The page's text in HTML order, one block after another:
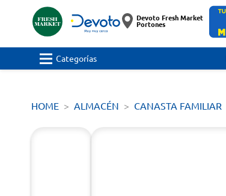
Devoto Fresh Market
Portones
Categorías
HOME ALMACÉN CANASTA FAMILIAR